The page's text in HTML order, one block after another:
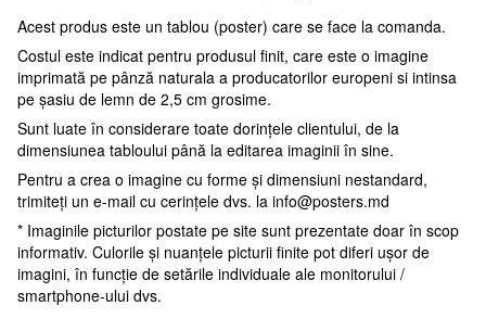
Acest produs este un tablou (poster) care se face la comanda.
Costul este indicat pentru produsul finit, care este o imagine
imprimată pe pânză naturala a producatorilor europeni si intinsa
pe șasiu de lemn de 2,5 cm grosime.
Sunt luate în considerare toate dorințele clientului, de la
dimensiunea tabloului până la editarea imaginii în sine.
Pentru a crea o imagine cu forme și dimensiuni nestandard,
trimiteți un e-mail cu cerințele dvs. la info@posters.md
* Imaginile picturilor postate pe site sunt prezentate doar în scop
informativ. Culorile și nuanțele picturii finite pot diferi ușor de
imagini, în funcție de setările individuale ale monitorului /
smartphone-ului dvs.